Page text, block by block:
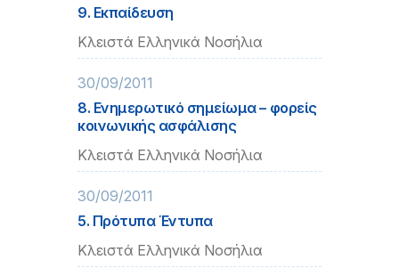
9. Εκπαίδευση
Κλειστά Ελληνικά Νοσήλια
30/09/2011
8. Ενημερωτικό σημείωμα – φορείς
κοινωνικής ασφάλισης
Κλειστά Ελληνικά Νοσήλια
30/09/2011
5. Πρότυπα Έντυπα
Κλειστά Ελληνικά Νοσήλια